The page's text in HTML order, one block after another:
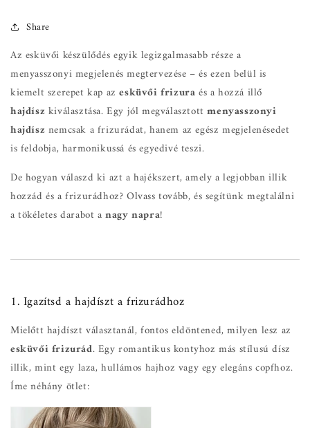
Share
Az esküvői készülődés egyik legizgalmasabb része a
menyasszonyi megjelenés megtervezése – és ezen belül is
kiemelt szerepet kap azesküvői frizuraés a hozzá illő
hajdíszkiválasztása. Egy jól megválasztottmenyasszonyi
hajdísznemcsak a frizurádat, hanem az egész megjelenésedet
is feldobja, harmonikussá és egyedivé teszi.
De hogyan válaszd ki azt a hajékszert, amely a legjobban illik
hozzád és a frizurádhoz? Olvass tovább, és segítünk megtalálni
a tökéletes darabot anagy napra!
1. Igazítsd a hajdíszt a frizurádhoz
Mielőtt hajdíszt választanál, fontos eldöntened, milyen lesz az
esküvői frizurád. Egy romantikus kontyhoz más stílusú dísz
illik, mint egy laza, hullámos hajhoz vagy egy elegáns copfhoz.
Íme néhány ötlet: